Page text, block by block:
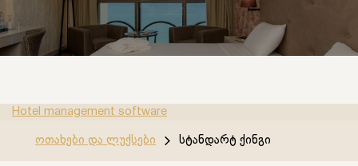
Hotel management software
ოთახები და ლუქსები სტანდარტ ქინგი